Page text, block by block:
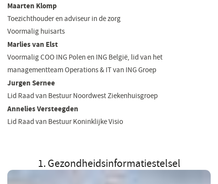
Maarten Klomp
Toezichthouder en adviseur in de zorg
Voormalig huisarts
Marlies van Elst
Voormalig COO ING Polen en ING België, lid van het
managementteam Operations & IT van ING Groep
Jurgen Sernee
Lid Raad van Bestuur Noordwest Ziekenhuisgroep
Annelies Versteegden
Lid Raad van Bestuur Koninklijke Visio
1. Gezondheidsinformatiestelsel